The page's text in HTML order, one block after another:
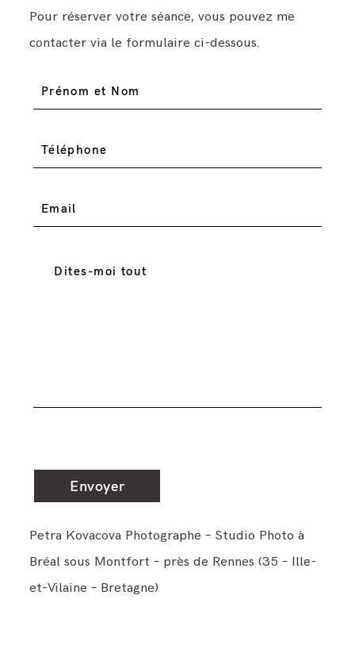
Pour réserver votre séance, vous pouvez me
contacter via le formulaire ci-dessous.
Petra Kovacova Photographe – Studio Photo à
Bréal sous Montfort – près de Rennes (35 – Ille-
et-Vilaine – Bretagne)